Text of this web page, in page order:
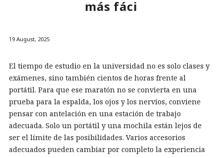
más fáci
19 August, 2025
El tiempo de estudio en la universidad no es solo clases y
exámenes, sino también cientos de horas frente al
portátil. Para que ese maratón no se convierta en una
prueba para la espalda, los ojos y los nervios, conviene
pensar con antelación en una estación de trabajo
adecuada. Solo un portátil y una mochila están lejos de
ser el límite de las posibilidades. Varios accesorios
adecuados pueden cambiar por completo la experiencia